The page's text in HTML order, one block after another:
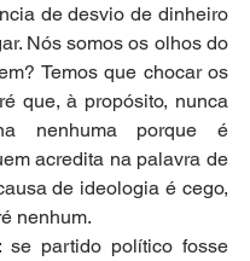
de desvio de dinheiro
Nós somos os olhos do
Temos que chocar os
que, à propósito, nunca
nenhuma porque é
acredita na palavra de
de ideologia é cego,
nenhum.
se partido político fosse